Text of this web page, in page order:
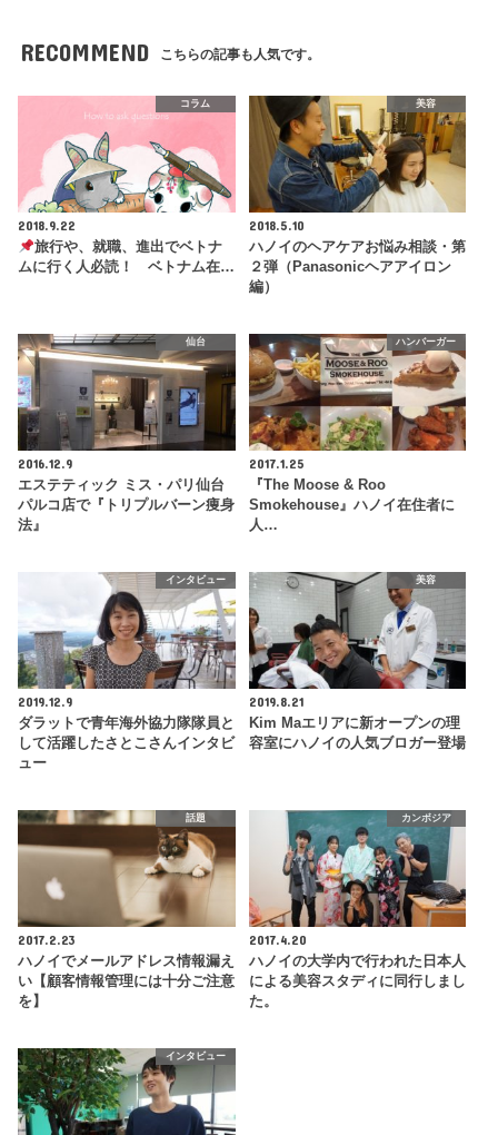
RECOMMEND こちらの記事も人気です。
コラム
2018.9.22
旅行や、就職、進出でベトナ
ムに行く人必読！ ベトナム在…
美容
2018.5.10
ハノイのヘアケアお悩み相談・第
２弾（Panasonicヘアアイロン
編）
仙台
2016.12.9
エステティック ミス・パリ仙台
パルコ店で『トリプルバーン痩身
法』
ハンバーガー
2017.1.25
『The Moose & Roo
Smokehouse』ハノイ在住者に
人…
インタビュー
2019.12.9
ダラットで青年海外協力隊隊員と
して活躍したさとこさんインタビ
ュー
美容
2019.8.21
Kim Maエリアに新オープンの理
容室にハノイの人気ブロガー登場
話題
2017.2.23
ハノイでメールアドレス情報漏え
い【顧客情報管理には十分ご注意
を】
カンボジア
2017.4.20
ハノイの大学内で行われた日本人
による美容スタディに同行しまし
た。
インタビュー